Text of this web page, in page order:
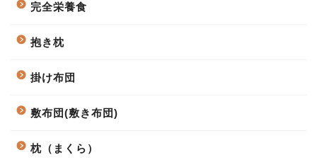
完全栄養食
抱き枕
掛け布団
敷布団(敷き布団)
枕（まくら）